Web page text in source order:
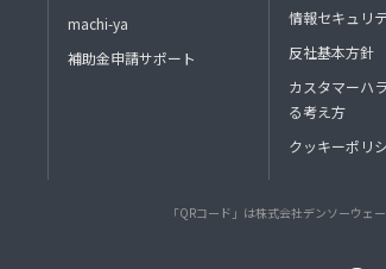
machi-ya
補助金申請サポート
情報セキュリ
反社基本方針
カスタマーハ
る考え方
クッキーポリ
「QRコード」は株式会社デンソーウェ